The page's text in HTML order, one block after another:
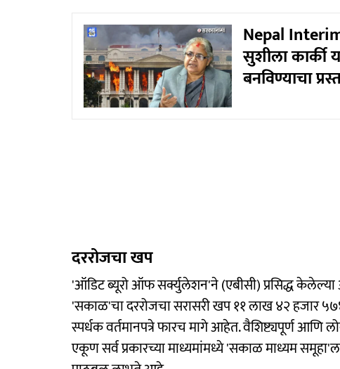
Nepal
सुशीला कार्की
बनविण्याचा
दररोजचा खप
'ऑडिट ब्यूरो ऑफ सर्क्युलेशन'ने (एबीसी) प्रसिद्ध
'सकाळ'चा दररोजचा सरासरी खप ११ लाख ४२ हजार
स्पर्धक वर्तमानपत्रे फारच मागे आहेत. वैशिष्ट्यपूर्ण आणि
एकूण सर्व प्रकारच्या माध्यमांमध्ये 'सकाळ माध्यम